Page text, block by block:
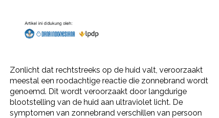
Zonlicht dat rechtstreeks op de huid valt, veroorzaakt
meestal een roodachtige reactie die zonnebrand wordt
genoemd. Dit wordt veroorzaakt door langdurige
blootstelling van de huid aan ultraviolet licht. De
symptomen van zonnebrand verschillen van persoon